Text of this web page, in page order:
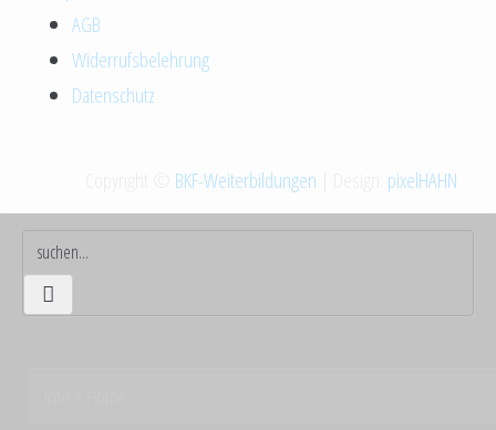
AGB
Widerrufsbelehrung
Datenschutz
BKF-Weiterbildungen pixelHAHN